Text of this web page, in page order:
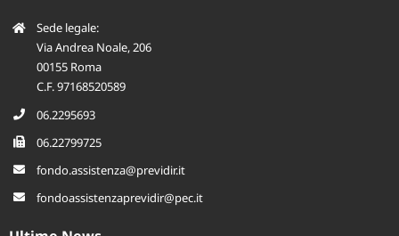
Sede legale:
Via Andrea Noale, 206
fondo.assistenza@previdir.it
fondoassistenzaprevidir@pec.it